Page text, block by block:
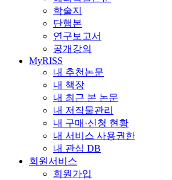
학술지
단행본
연구보고서
공개강의
MyRISS
내 추천논문
내 책장
내 최근 본 논문
내 저작물관리
내 구매·신청 현황
내 서비스 사용권한
내 관심 DB
회원서비스
회원가입